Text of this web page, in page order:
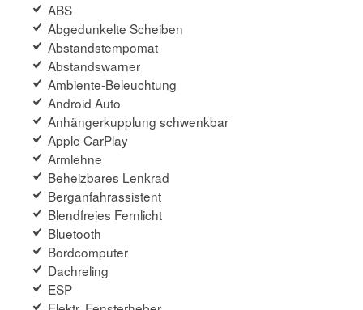
ABS
Abgedunkelte Scheiben
Abstandstempomat
Abstandswarner
Ambiente-Beleuchtung
Android Auto
Anhängerkupplung schwenkbar
Apple CarPlay
Armlehne
Beheizbares Lenkrad
Berganfahrassistent
Blendfreies Fernlicht
Bluetooth
Bordcomputer
Dachreling
ESP